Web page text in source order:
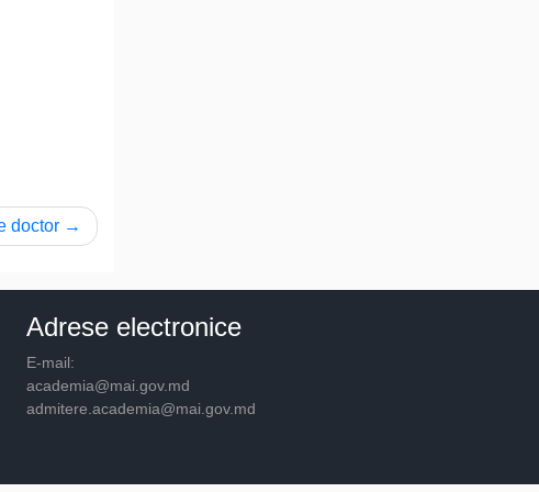
doctor
Adrese electronice
E-mail:
academia@mai.gov.md
admitere.academia@mai.gov.md